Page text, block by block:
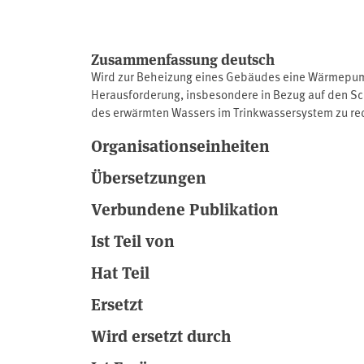
Zusammenfassung deutsch
Wird zur Beheizung eines Gebäudes eine
Herausforderung, insbesondere in Bezug auf den
des erwärmten Wassers im Trinkwassersystem zu
vereinen niedrigere Wassertemperaturen mit
Organisationseinheiten
Übersetzungen
Verbundene Publikation
Ist Teil von
Hat Teil
Ersetzt
Wird ersetzt durch